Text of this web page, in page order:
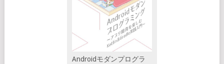
Androidモダンプログラ